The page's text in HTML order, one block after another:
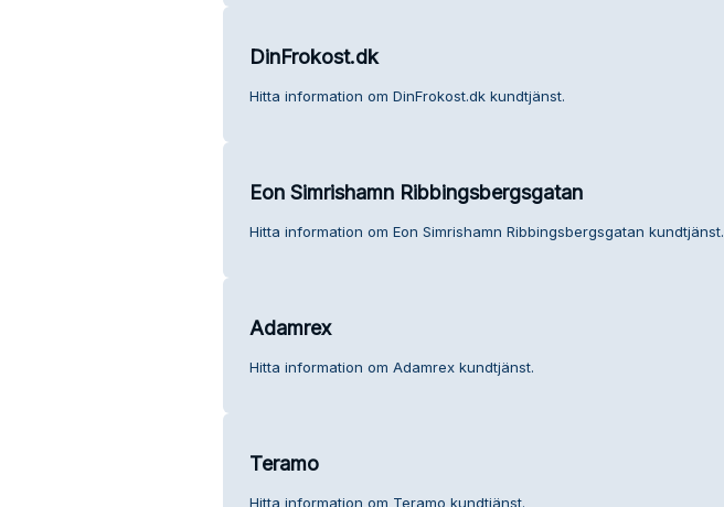
DinFrokost.dk
Hitta information om DinFrokost.dk kundtjänst.
Eon Simrishamn Ribbingsbergsgatan
Hitta information om Eon Simrishamn Ribbingsbergsgatan kundtjänst.
Adamrex
Hitta information om Adamrex kundtjänst.
Teramo
Hitta information om Teramo kundtjänst.